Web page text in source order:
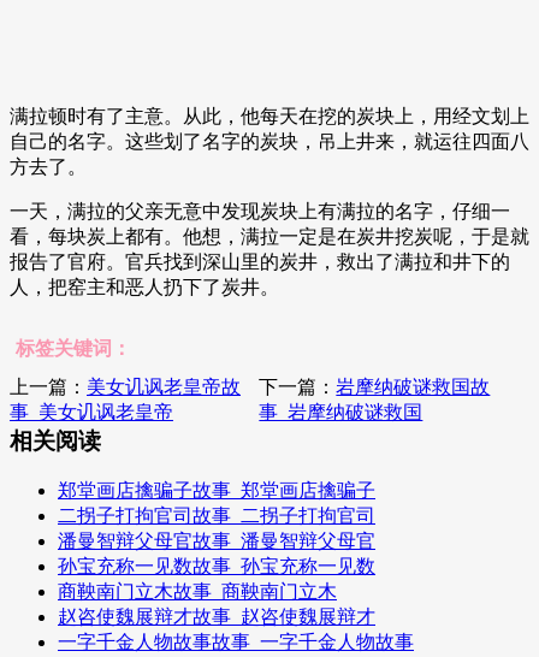
满拉顿时有了主意。从此，他每天在挖的炭块上，用经文划上
自己的名字。这些划了名字的炭块，吊上井来，就运往四面八
方去了。
一天，满拉的父亲无意中发现炭块上有满拉的名字，仔细一
看，每块炭上都有。他想，满拉一定是在炭井挖炭呢，于是就
报告了官府。官兵找到深山里的炭井，救出了满拉和井下的
人，把窑主和恶人扔下了炭井。
标签关键词：
上一篇： 美女讥讽老皇帝故
事_美女讥讽老皇帝
下一篇：岩摩纳破谜救国故
事_岩摩纳破谜救国
相关阅读
郑堂画店擒骗子故事_郑堂画店擒骗子
二拐子打拘官司故事_二拐子打拘官司
潘曼智辩父母官故事_潘曼智辩父母官
孙宝充称一见数故事_孙宝充称一见数
商鞅南门立木故事_商鞅南门立木
赵咨使魏展辩才故事_赵咨使魏展辩才
一字千金人物故事故事_一字千金人物故事